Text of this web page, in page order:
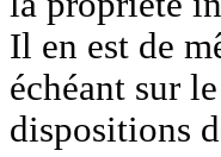
Il en est de
échéant sur
dispositions